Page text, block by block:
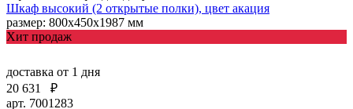
Шкаф высокий (2 открытые полки), цвет акация
размер: 800х450х1987 мм
Хит продаж
доставка от 1 дня
20 631
₽
арт. 7001283